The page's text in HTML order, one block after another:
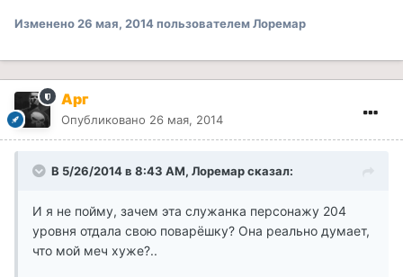
Изменено26 мая, 2014пользователем Лоремар
Арг
Опубликовано 26 мая, 2014
В 5/26/2014 в 8:43 AM, Лоремар сказал:
И я не пойму, зачем эта служанка персонажу 204
уровня отдала свою поварёшку? Она реально думает,
что мой меч хуже?..